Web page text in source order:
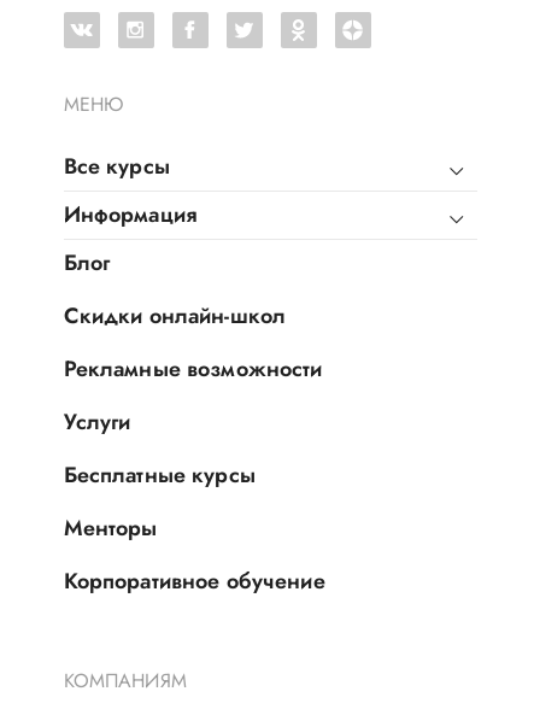
МЕНЮ
Все курсы
Информация
Блог
Скидки онлайн-школ
Рекламные возможности
Услуги
Бесплатные курсы
Менторы
Корпоративное обучение
КОМПАНИЯМ